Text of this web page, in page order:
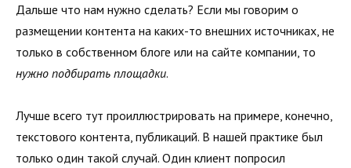
Дальше что нам нужно сделать? Если мы говорим о
размещении контента на каких-то внешних источниках, не
только в собственном блоге или на сайте компании, то
нужно подбирать площадки.
Лучше всего тут проиллюстрировать на примере, конечно,
текстового контента, публикаций. В нашей практике был
только один такой случай. Один клиент попросил